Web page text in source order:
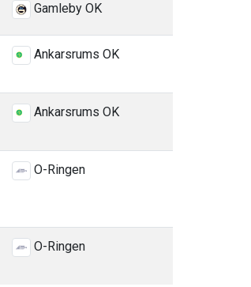
Gamleby OK
Ankarsrums OK
Ankarsrums OK
O-Ringen
O-Ringen